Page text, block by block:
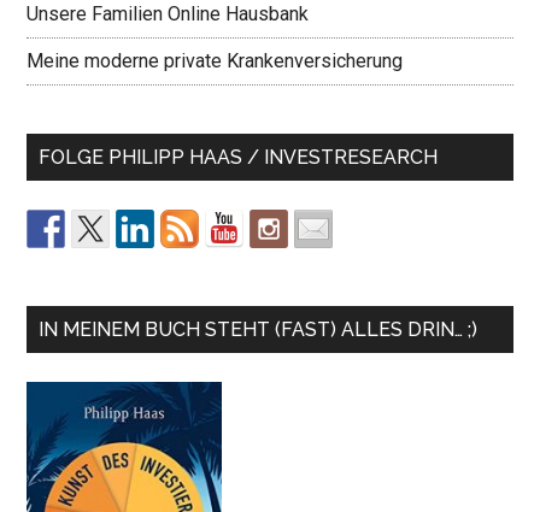
Unsere Familien Online Hausbank
Meine moderne private Krankenversicherung
FOLGE PHILIPP HAAS / INVESTRESEARCH
IN MEINEM BUCH STEHT (FAST) ALLES DRIN… ;)